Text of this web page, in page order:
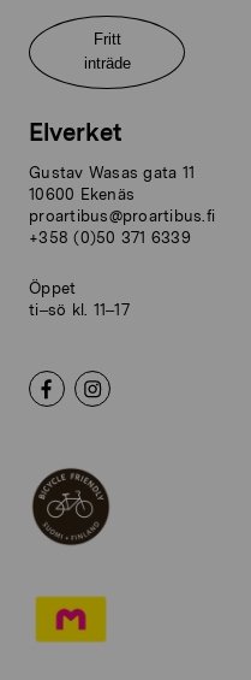
Fritt
inträde
Elverket
Gustav Wasas gata 11
10600 Ekenäs
proartibus@proartibus.fi
+358 (0)50 371 6339
Öppet
ti–sö kl. 11–17